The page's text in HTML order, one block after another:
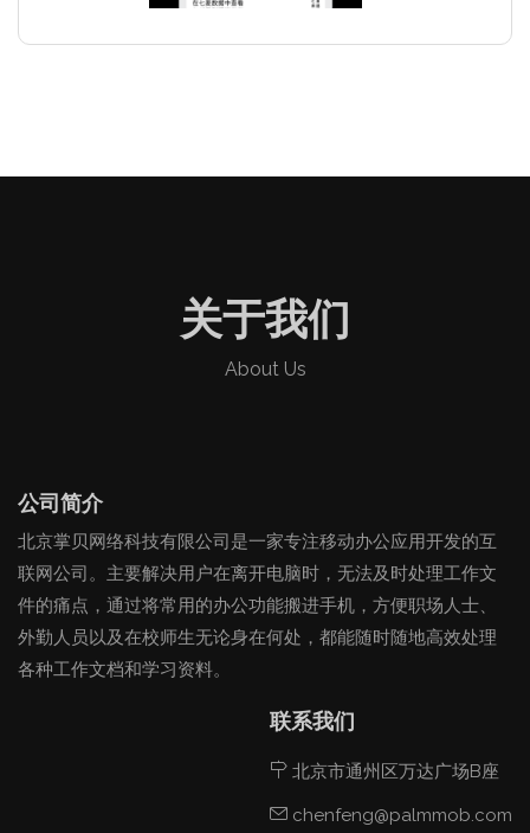
关于我们
About Us
公司简介
北京掌贝网络科技有限公司是一家专注移动办公应用开发的互
联网公司。主要解决用户在离开电脑时，无法及时处理工作文
件的痛点，通过将常用的办公功能搬进手机，方便职场人士、
外勤人员以及在校师生无论身在何处，都能随时随地高效处理
各种工作文档和学习资料。
联系我们
北京市通州区万达广场B座
chenfeng@palmmob.com